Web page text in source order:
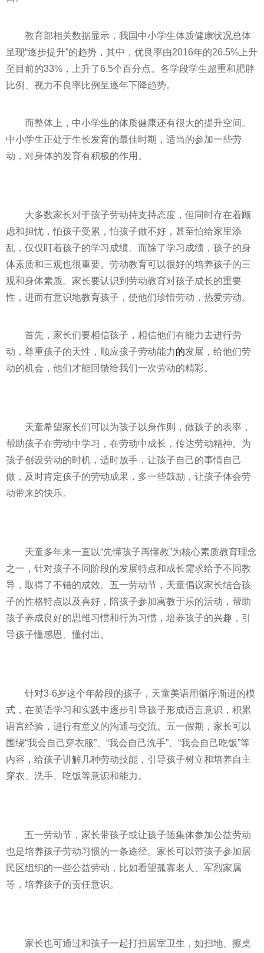
教育部相关数据显示，我国中小学生体质健康状况总体
呈现“逐步提升”的趋势，其中，优良率由2016年的26.5%上升
至目前的33%，上升了6.5个百分点。各学段学生超重和肥胖
比例、视力不良率比例呈逐年下降趋势。
而整体上，中小学生的体质健康还有很大的提升空间。
中小学生正处于生长发育的最佳时期，适当的参加一些劳
动，对身体的发育有积极的作用。
大多数家长对于孩子劳动持支持态度，但同时存在着顾
虑和担忧，怕孩子受累，怕孩子做不好，甚至怕给家里添
乱，仅仅盯着孩子的学习 成绩。而除了学习 成绩，孩子的身
体素质和三观也很重要。劳动教育可以很好的培养孩子的三
观和身体素质。家长要认识到劳动教育对孩子成长的重要
性 ，进而有意识地教育孩子，使他们珍惜劳动，热爱劳动。
首先，家长们要相信孩子，相信他们有能力去进行劳
动，尊重孩子的天性 ，顺应孩子劳动能力的发展，给他们劳
动的机会，他们才能回馈给我们一次劳动的精彩。
天童希望家长们可以为孩子以身作则，做孩子的表率，
帮助孩子在劳动中学习 ，在劳动中成长，传达劳动精神。为
孩子创设劳动的时机，适时放手，让孩子自己的事情自己
做，及时肯定孩子的劳动成果，多一些鼓励，让孩子体会劳
动带来的快乐。
天童多年来一直以“先懂孩子再懂教”为核心素质教育理念
之一，针对孩子不同阶段的发展特点和成长需求给予不同教
导，取得了不错的成效。五一劳动节，天童倡议家长结合孩
子的性格特点以及喜好，陪孩子参加寓教于乐的活动，帮助
孩子养成良好的思维习惯和行为习惯，培养孩子的兴趣，引
导孩子懂感恩、懂付出。
针对3-6岁这个年龄段的孩子，天童美语用循序渐进的模
式，在英语学习和实践中逐步引导孩子形成语言意识，积累
语言经验，进行有意义的沟通与交流。五一假期，家长可以
围绕“我会自己穿衣服”、“我会自己洗手”、“我会自己吃饭”等
内容，给孩子讲解几种劳动技能，引导孩子树立和培养自主
穿衣、洗手、吃饭等意识和能力。
五一劳动节，家长带孩子或让孩子随集体参加公益劳动
也是培养孩子劳动习惯的一条途径。家长可以带孩子参加居
民区组织的一些公益劳动，比如看望孤寡老人、军烈家属
等，培养孩子的责任意识。
家长也可通过和孩子一起打扫居室卫生，如扫地、擦桌